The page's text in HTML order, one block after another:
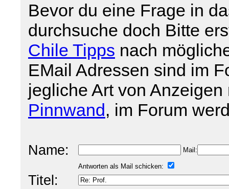
Bevor du eine Frage in
durchsuche doch Bitte
Chile Tipps nach
EMail Adressen sind im
jegliche Art von
Pinnwand , im Forum
Name: Mail:
Antworten als Mail schicken:
Titel: